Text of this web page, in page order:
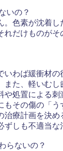
いの？
色素が沈着し
れだけものが
わば緩衝材の
た、軽いむ
処置による
もその傷の「
療計画を決め
しも不適当な
らないの？